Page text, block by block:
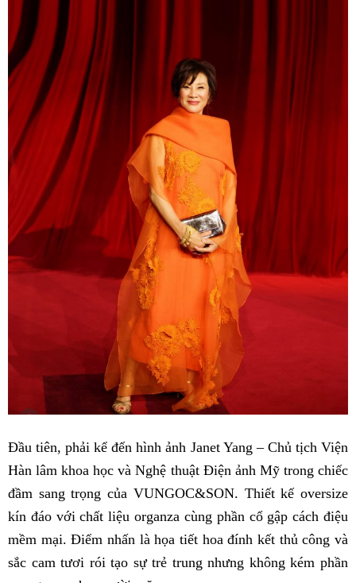
Đầu tiên, phải kể đến hình ảnh Janet Yang – Chủ tịch Viện
Hàn lâm khoa học và Nghệ thuật Điện ảnh Mỹ trong chiếc
đầm sang trọng của VUNGOC&SON. Thiết kế oversize
kín đáo với chất liệu organza cùng phần cổ gập cách điệu
mềm mại. Điểm nhấn là họa tiết hoa đính kết thủ công và
sắc cam tươi rói tạo sự trẻ trung nhưng không kém phần